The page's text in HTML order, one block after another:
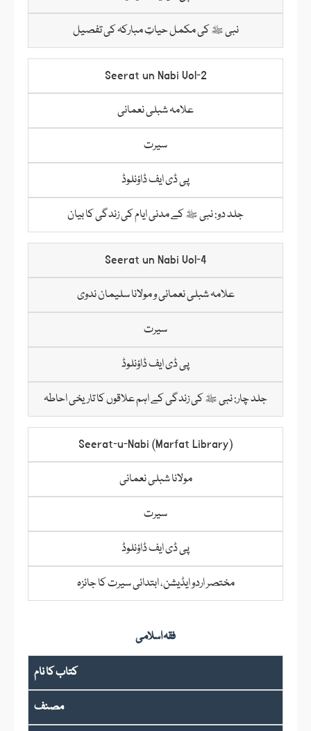
نبی ﷺ کی مکمل حیاتِ مبارکہ کی تفصیل
Seerat un Nabi Vol‑2
علامہ شبلی نعمانی
سیرت
پی ڈی ایف ڈاؤنلوڈ
جلد دو: نبی ﷺ کے مدنی ایام کی زندگی کا بیان
Seerat un Nabi Vol‑4
علامہ شبلی نعمانی و مولانا سلیمان ندوی
سیرت
پی ڈی ایف ڈاؤنلوڈ
جلد چار: نبی ﷺ کی زندگی کے اہم علاقوں کا تاریخی احاطہ
Seerat‑u‑Nabi (Marfat Library)
مولانا شبلی نعمانی
سیرت
پی ڈی ایف ڈاؤنلوڈ
مختصر اردو ایڈیشن، ابتدائی سیرت کا جائزہ
فقہ اسلامی
کتاب کا نام
مصنف